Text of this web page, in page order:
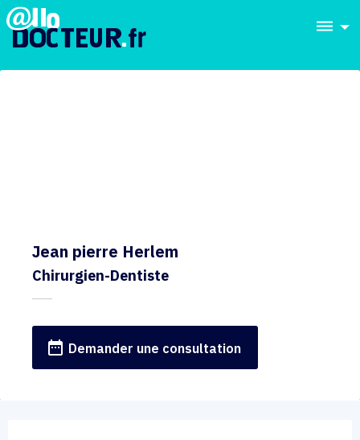
dehaze
Jean pierre Herlem
Chirurgien-Dentiste
date_range Demander une consultation